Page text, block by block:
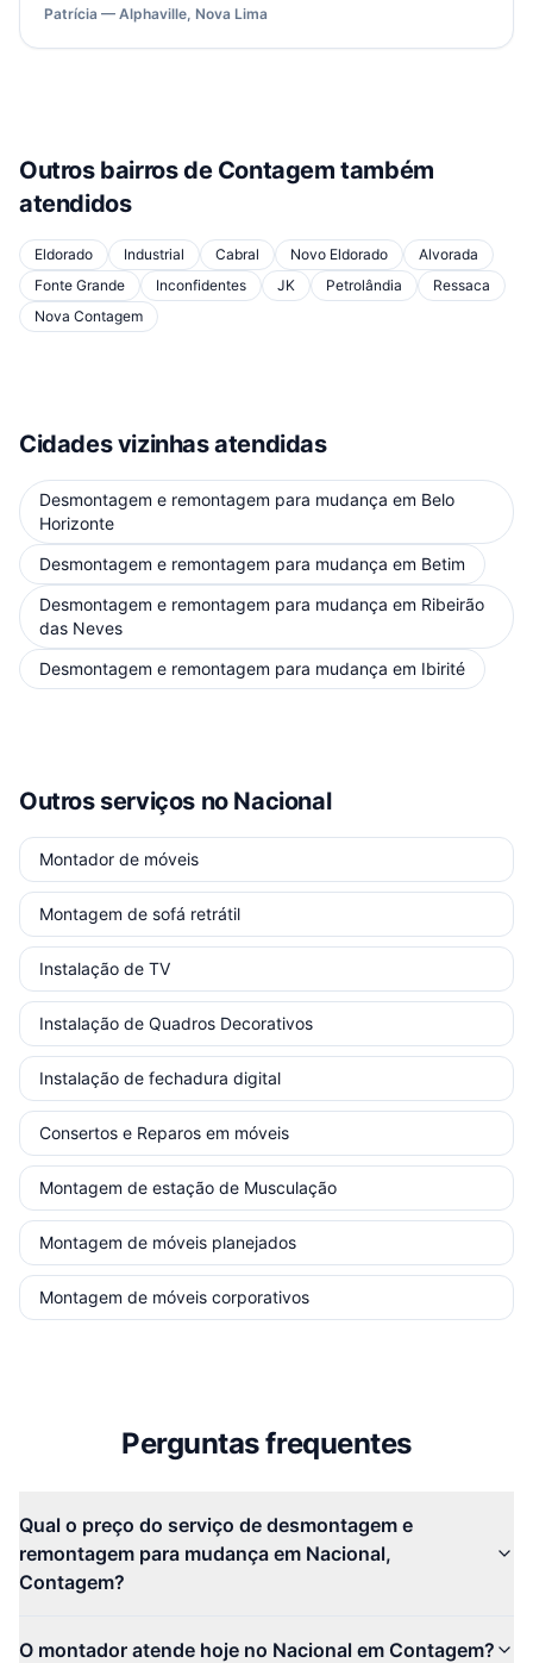
Patrícia — Alphaville, Nova Lima
Outros bairros de Contagem também
atendidos
Eldorado Industrial Cabral Novo Eldorado
Alvorada
Fonte Grande
Inconfidentes JK Petrolândia
Ressaca
Nova Contagem
Cidades vizinhas atendidas
Desmontagem e remontagem para mudança em Belo
Horizonte
Desmontagem e remontagem para mudança em Betim
Desmontagem e remontagem para mudança em Ribeirão
das Neves
Desmontagem e remontagem para mudança em Ibirité
Outros serviços no Nacional
Montador de móveis
Montagem de sofá retrátil
Instalação de TV
Instalação de Quadros Decorativos
Instalação de fechadura digital
Consertos e Reparos em móveis
Montagem de estação de Musculação
Montagem de móveis planejados
Montagem de móveis corporativos
Perguntas frequentes
Qual o preço do serviço de desmontagem e
remontagem para mudança em Nacional,
Contagem?
O montador atende hoje no Nacional em Contagem?